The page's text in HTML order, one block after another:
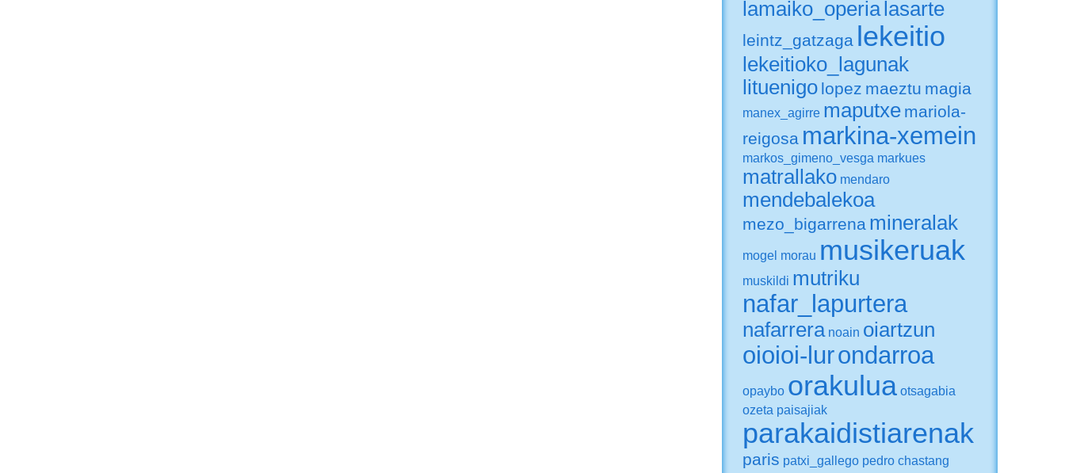
lamaiko_operia lasarte
leintz_gatzaga lekeitio
lekeitioko_lagunak
lituenigo lopez maeztu magia
manex_agirre maputxe mariola-
reigosa markina-xemein
markos_gimeno_vesga markues
matrallako mendaro
mendebalekoa
mezo_bigarrena mineralak
mogel morau musikeruak
muskildi mutriku
nafar_lapurtera
nafarrera noain oiartzun
oioioi-lurondarroa
opaybo orakulua otsagabia
ozeta paisajiak
parakaidistiarenak
paris patxi_gallego pedro chastang